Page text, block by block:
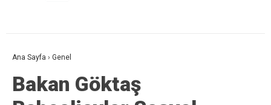
Ana Sayfa › Genel
Bakan Göktaş